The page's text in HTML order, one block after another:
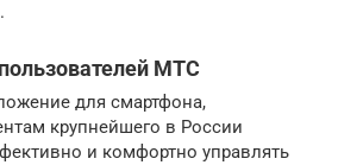
МТС
для смартфона,
крупнейшего в России
и комфортно управлять